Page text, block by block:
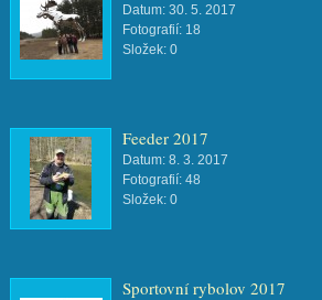
Datum: 30. 5. 2017
Fotografií: 18
Složek: 0
Feeder 2017
Datum: 8. 3. 2017
Fotografií: 48
Složek: 0
Sportovní rybolov 2017